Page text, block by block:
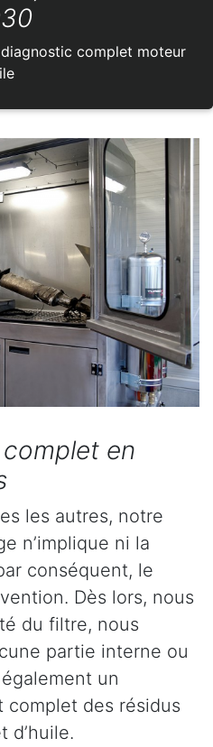
complet moteur
en
les autres, notre
n’implique ni la
conséquent, le
Dès lors, nous
du filtre, nous
partie interne ou
un
des résidus
d’huile.